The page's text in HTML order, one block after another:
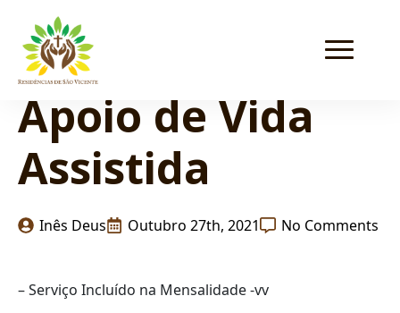
Apoio de Vida
Assistida
Inês Deus Outubro 27th, 2021 No Comments
– Serviço Incluído na Mensalidade -vv